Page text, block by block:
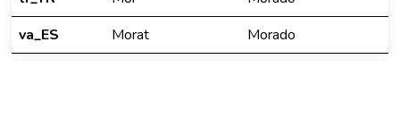
va_ES
Morat Morado